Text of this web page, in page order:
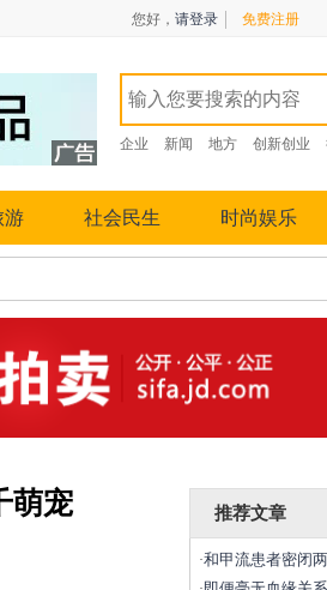
您好， 请登录 免费注册
企业 新闻 地方 创新创业
游 社会民生 时尚娱乐
萌宠 推荐文章
·和甲流患者密闭